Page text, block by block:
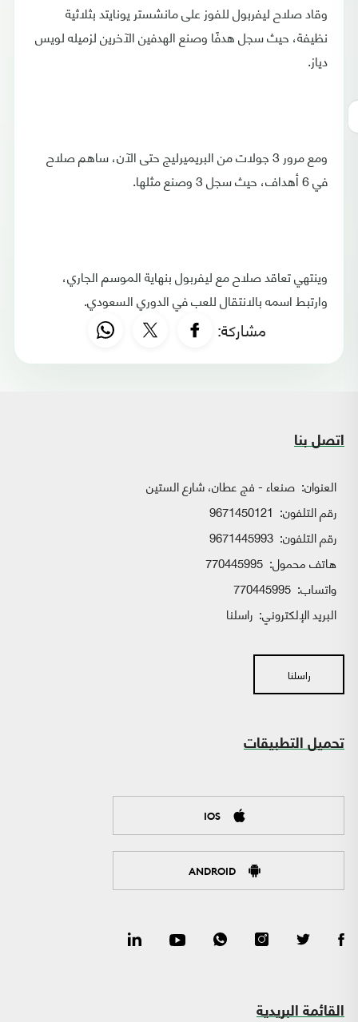
وقاد صلاح ليفربول للفوز على مانشستر يونايتد بثلاثية
نظيفة، حيث سجل هدفًا وصنع الهدفين الآخرين لزميله لويس
دياز.
ومع مرور 3 جولات من البريميرليج حتى الآن، ساهم صلاح
في 6 أهداف، حيث سجل 3 وصنع مثلها.
وينتهي تعاقد صلاح مع ليفربول بنهاية الموسم الجاري،
وارتبط اسمه بالانتقال للعب في الدوري السعودي.
مشاركة:
اتصل بنا
العنوان: صنعاء - فج عطان، شارع الستين
رقم التلفون: 9671450121
رقم التلفون: 9671445993
هاتف محمول: 770445995
واتساب:
البريد الإلكتروني: راسلنا
راسلنا
تحميل التطبيقات
IOS
ANDROID
القائمة البريدية